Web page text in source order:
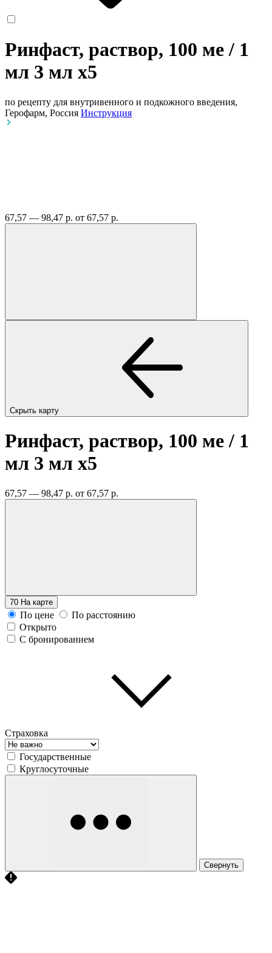
Ринфаст, раствор, 100 ме / 1
мл 3 мл x5
по рецепту для внутривенного и подкожного введения,
Герофарм, Россия Инструкция
67,57 — 98,47 р. от 67,57 р.
Скрыть карту
Ринфаст, раствор, 100 ме / 1
мл 3 мл x5
67,57 — 98,47 р. от 67,57 р.
70 На карте
По цене
По расстоянию
Открыто
С бронированием
Страховка
Государственные
Круглосуточные
Свернуть